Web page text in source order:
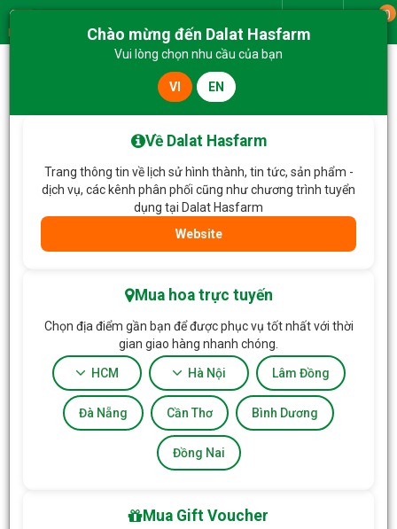
Menu
0
Chào mừng đến Dalat Hasfarm
Vui lòng chọn nhu cầu của bạn
VI EN
Về Dalat Hasfarm
Trang thông tin về lịch sử hình thành, tin tức, sản phẩm -
dịch vụ, các kênh phân phối cũng như chương trình tuyển
dụng tại Dalat Hasfarm
Website
Mua hoa trực tuyến
Chọn địa điểm gần bạn để được phục vụ tốt nhất với thời
gian giao hàng nhanh chóng.
HCM Hà Nội Lâm Đồng
Đà Nẵng Cần Thơ Bình Dương
Đồng Nai
Mua Gift Voucher